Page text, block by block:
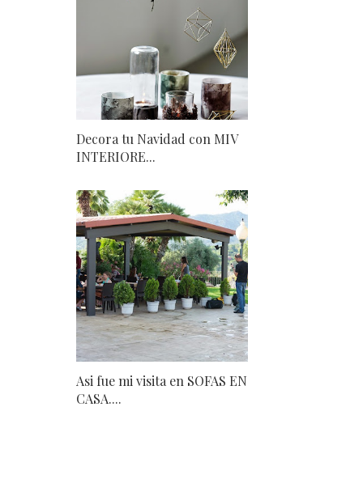
Decora tu Navidad con MIV
INTERIORE...
Asi fue mi visita en SOFAS EN
CASA....